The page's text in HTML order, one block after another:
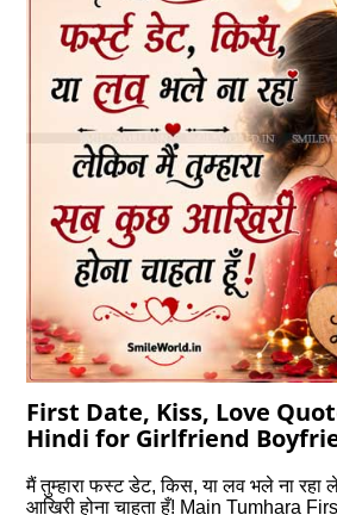
First Date, Kiss, Love
Hindi for Girlfriend
मैं तुम्हारा फस्‍ट डेट, किस, या लव भले ना रहा
आखिरी होना चाहता हूँ! Main Tumhara